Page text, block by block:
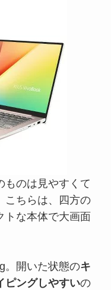
ものは見やすくて
こちらは、四方の
トな本体で大画面
。開いた状態のキ
ピングしやすいの